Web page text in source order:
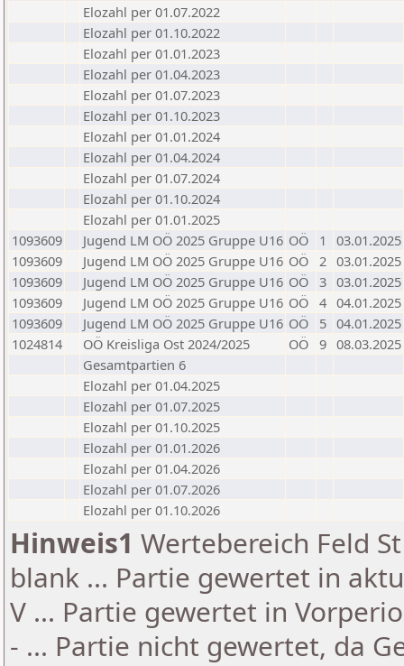
Elozahl per 01.07.2022
Elozahl per 01.10.2022
Elozahl per 01.01.2023
Elozahl per 01.04.2023
Elozahl per 01.07.2023
Elozahl per 01.10.2023
Elozahl per 01.01.2024
Elozahl per 01.04.2024
Elozahl per 01.07.2024
Elozahl per 01.10.2024
Elozahl per 01.01.2025
1093609
Jugend LM OÖ 2025 Gruppe U16 OÖ 1
03.01.2025
1093609
Jugend LM OÖ 2025 Gruppe U16 OÖ 2 03.01.2025
1093609
Jugend LM OÖ 2025 Gruppe U16 OÖ 3 03.01.2025
1093609
Jugend LM OÖ 2025 Gruppe U16 OÖ 4 04.01.2025
1093609
Jugend LM OÖ 2025 Gruppe U16 OÖ 5 04.01.2025
1024814
OÖ Kreisliga Ost 2024/2025 OÖ 9 08.03.2025
Gesamtpartien 6
Elozahl per 01.04.2025
Elozahl per 01.07.2025
Elozahl per 01.10.2025
Elozahl per 01.01.2026
Elozahl per 01.04.2026
Elozahl per 01.07.2026
Elozahl per 01.10.2026
Hinweis1 Wertebereich Feld
blank ... Partie gewertet in
V ... Partie gewertet in
- ... Partie nicht gewertet, da